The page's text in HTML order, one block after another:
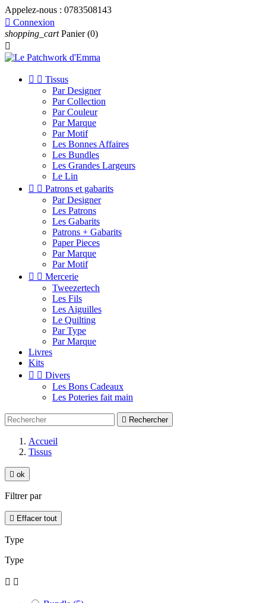
Appelez-nous : 0783508143
 Connexion
shopping_cart Panier (0)

  Tissus
Par Designer
Par Collection
Par Couleur
Par Marque
Par Motif
Les Bonnes Affaires
Les Bundles
Les Grandes Largeurs
Le Lin
  Patrons et gabarits
Par Designer
Les Patrons
Les Gabarits
Patrons + Gabarits
Paper Pieces
Par Marque
Par Motif
  Mercerie
Tweezertech
Les Fils
Les Aiguilles
Le Quilting
Par Type
Par Marque
Livres
Kits
  Divers
Les Bons Cadeaux
Les Poteries fait main
 Rechercher
Accueil
Tissus
 ok
Filtrer par
 Effacer tout
Type
Type
 